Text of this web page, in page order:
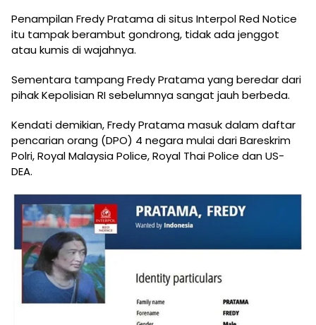
Penampilan Fredy Pratama di situs Interpol Red Notice
itu tampak berambut gondrong, tidak ada jenggot
atau kumis di wajahnya.
Sementara tampang Fredy Pratama yang beredar dari
pihak Kepolisian RI sebelumnya sangat jauh berbeda.
Kendati demikian, Fredy Pratama masuk dalam daftar
pencarian orang (DPO) 4 negara mulai dari Bareskrim
Polri, Royal Malaysia Police, Royal Thai Police dan US-
DEA.